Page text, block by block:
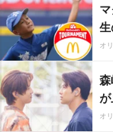
生
オ
が
オ